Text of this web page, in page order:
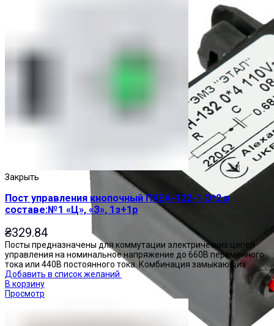
Закрыть
Пост управления кнопочный ПКЕА-122-1 О*2 в
составе:№1 «Ц», «З», 1з+1р
₴329.84
Посты предназначены для коммутации электрических цепей
управления на номинальное напряжение до 660В переменного
тока или 440В постоянного тока. Комбинация замыкающих
Добавить в список желаний
В корзину
Просмотр